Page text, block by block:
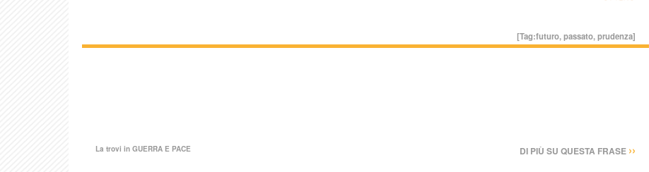
[Tag:futuro,passato,prudenza]
La trovi in GUERRA E PACE DI PIÙ SU QUESTA FRASE ››